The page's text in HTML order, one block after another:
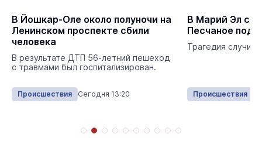
В Йошкар-Оле около полуночи на
Ленинском проспекте сбили
человека
В результате ДТП 56-летний пешеход
с травмами был госпитализирован.
Происшествия Сегодня 13:20
В Марий Эл со
Песчаное
Трагедия
Происшествия